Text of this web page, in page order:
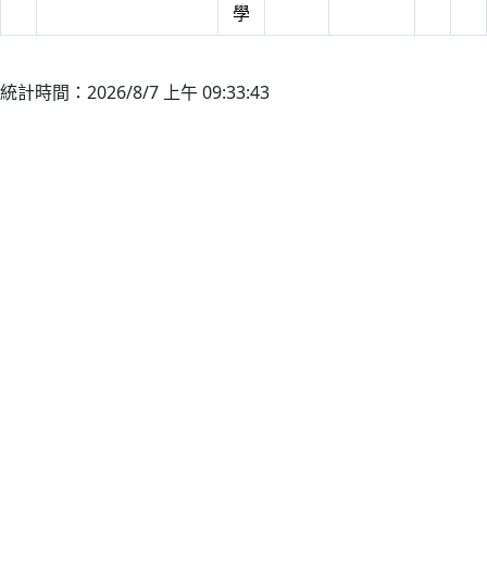
學
統計時間：2026/8/7 上午 09:33:43